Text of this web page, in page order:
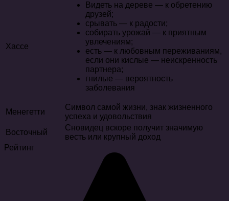
Хассе
Видеть на дереве — к обретению
друзей;
срывать — к радости;
собирать урожай — к приятным
увлечениям;
есть — к любовным переживаниям,
если они кислые — неискренность
партнера;
гнилые — вероятность
заболевания
Менегетти
Символ самой жизни, знак жизненного
успеха и удовольствия
Восточный
Сновидец вскоре получит значимую
весть или крупный доход
Рейтинг